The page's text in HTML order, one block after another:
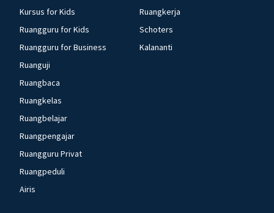
Kursus for Kids
Ruangguru for Kids
Ruangguru for Business
Ruanguji
Ruangbaca
Ruangkelas
Ruangbelajar
Ruangpengajar
Ruangguru Privat
Ruangpeduli
Airis
Ruangkerja
Schoters
Kalananti